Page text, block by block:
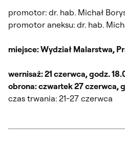
promotor: dr. hab. Michał
promotor aneksu: dr. hab.
miejsce: Wydział Malarstwa,
wernisaż: 21 czerwca, godz.
obrona: czwartek 27 czerwca,
czas trwania: 21-27 czerwca